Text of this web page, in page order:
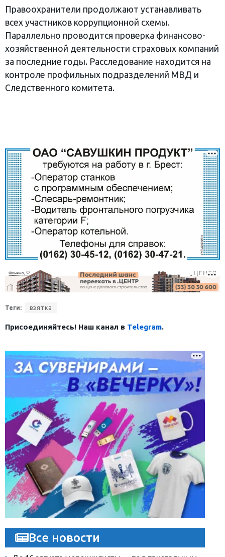
Правоохранители продолжают устанавливать
всех участников коррупционной схемы.
Параллельно проводится проверка финансово-
хозяйственной деятельности страховых компаний
за последние годы. Расследование находится на
контроле профильных подразделений МВД и
Следственного комитета.
Теги: взятка
Присоединяйтесь! Наш канал в Telegram.
Все новости